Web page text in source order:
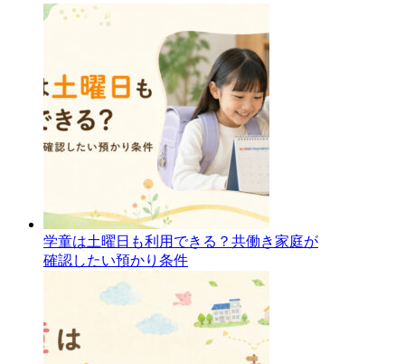
学童は土曜日も利用できる？共働き家庭が
確認したい預かり条件